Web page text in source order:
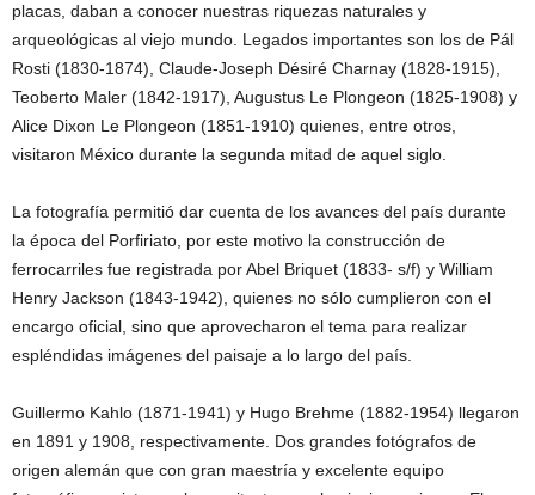
placas, daban a conocer nuestras riquezas naturales y
arqueológicas al viejo mundo. Legados importantes son los de Pál
Rosti (1830-1874), Claude-Joseph Désiré Charnay (1828-1915),
Teoberto Maler (1842-1917), Augustus Le Plongeon (1825-1908) y
Alice Dixon Le Plongeon (1851-1910) quienes, entre otros,
visitaron México durante la segunda mitad de aquel siglo.
La fotografía permitió dar cuenta de los avances del país durante
la época del Porfiriato, por este motivo la construcción de
ferrocarriles fue registrada por Abel Briquet (1833- s/f) y William
Henry Jackson (1843-1942), quienes no sólo cumplieron con el
encargo oficial, sino que aprovecharon el tema para realizar
espléndidas imágenes del paisaje a lo largo del país.
Guillermo Kahlo (1871-1941) y Hugo Brehme (1882-1954) llegaron
en 1891 y 1908, respectivamente. Dos grandes fotógrafos de
origen alemán que con gran maestría y excelente equipo